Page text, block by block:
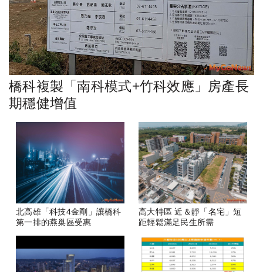
橋科複製「南科模式+竹科效應」房產長
期穩健增值
北高雄「科技4金剛」讓橋科
第一排的燕巢區受惠
高大特區 近＆靜「名宅」短
距輕鬆滿足民生所需